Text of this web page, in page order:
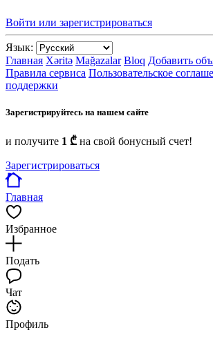
Войти или зарегистрироваться
Язык:
Главная Xəritə Mağazalar Bloq Добавить
Правила сервиса Пользовательское
поддержки
Зарегистрируйтесь на нашем сайте
и получите 1 ₾ на свой бонусный счет!
Зарегистрироваться
Главная
Избранное
Подать
Чат
Профиль